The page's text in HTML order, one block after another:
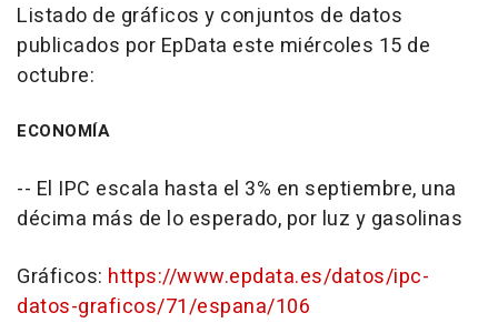
Listado de gráficos y conjuntos de datos
publicados por EpData este miércoles 15 de
octubre:
ECONOMÍA
-- El IPC escala hasta el 3% en septiembre, una
décima más de lo esperado, por luz y gasolinas
Gráficos: https://www.epdata.es/datos/ipc-
datos-graficos/71/espana/106